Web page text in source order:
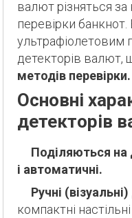
валют різняться за
перевірки банкнот.
ультрафіолетовим
детекторів валют,
методів перевірки.
Основні
детекторів
Поділяються на два типи: ручні (візуальні)
і автоматичні.
Ручні
компактні